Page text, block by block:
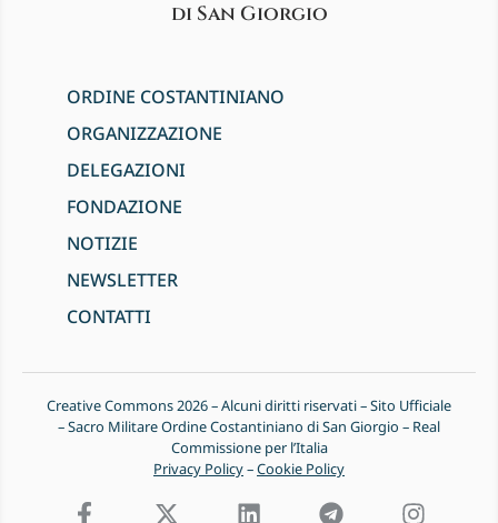
di San Giorgio
ORDINE COSTANTINIANO
ORGANIZZAZIONE
DELEGAZIONI
FONDAZIONE
NOTIZIE
NEWSLETTER
CONTATTI
Creative Commons 2026 – Alcuni diritti riservati – Sito Ufficiale
– Sacro Militare Ordine Costantiniano di San Giorgio – Real
Commissione per l’Italia
Privacy Policy–Cookie Policy